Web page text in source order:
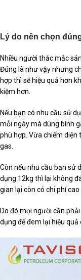
Lý do nên chọn
Nhiều người thắc mắc
Đúng là như vậy nhưng
hợp thì sẽ hiệu quả hơn
kiệm hơn.
Nếu bạn có nhu cầu sử
mỗi ngày mà dùng bình
phù hợp. Vừa chiếm diện
gas.
Còn nếu nhu cầu bạn sử
dụng 12kg thì lại không
gian lại còn có chi phí
Do đó mọi người cần
dụng để đem lại hiệu